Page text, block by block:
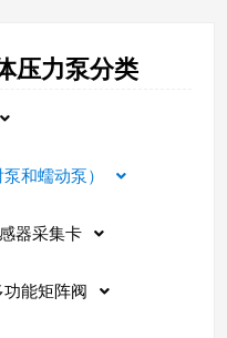
压力泵分类
和蠕动泵）
器采集卡
能矩阵阀